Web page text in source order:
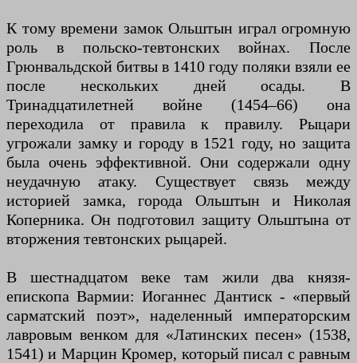
К тому времени замок Ольштын играл огромную
роль в польско-тевтонских войнах. После
Грюнвальдской битвы в 1410 году поляки взяли ее
после нескольких дней осады. В
Тринадцатилетней войне (1454–66) она
переходила от правила к правилу. Рыцари
угрожали замку и городу в 1521 году, но защита
была очень эффективной. Они содержали одну
неудачную атаку. Существует связь между
историей замка, города Ольштын и Николая
Коперника. Он подготовил защиту Ольштына от
вторжения тевтонских рыцарей.
В шестнадцатом веке там жили два князя-
епископа Вармии: Иоганнес Дантиск - «первый
сарматский поэт», наделенный императорским
лавровым венком для «Латинских песен» (1538,
1541) и Марцин Кромер, который писал с равным